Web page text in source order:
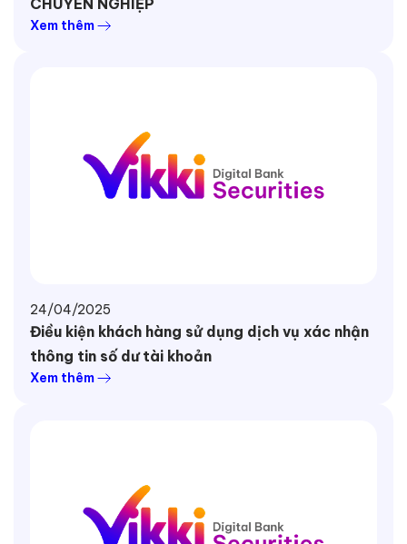
Xem thêm
24/04/2025
Điều kiện khách hàng sử dụng dịch vụ xác nhận
thông tin số dư tài khoản
Xem thêm